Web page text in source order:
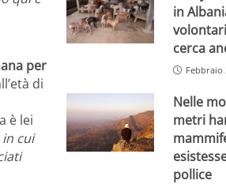
per
di
è lei
cui
in
cerca
Febbraio
Nelle
metri
pollice